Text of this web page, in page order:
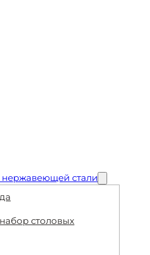
нержавеющей стали
столовых